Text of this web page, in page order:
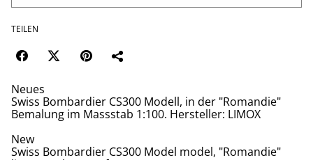
TEILEN
Neues
Swiss Bombardier CS300 Modell, in der "Romandie"
Bemalung im Massstab 1:100. Hersteller: LIMOX
New
Swiss Bombardier CS300 Model model, "Romandie"